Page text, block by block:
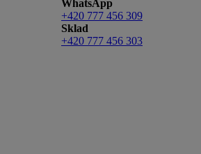
WhatsApp
+420 777 456 309
Sklad
+420 777 456 303